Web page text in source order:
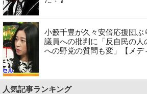
小籔千豊が久々安倍応援団ぶ
議員への批判に「反自民の人
への野党の質問も変」【メデ
人気記事ランキング